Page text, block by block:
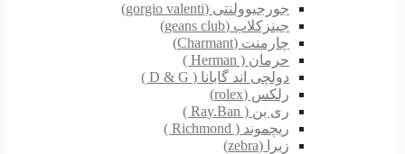
جورجیوولنتی (gorgio valenti)
جینزکلاب (geans club)
چارمنت (Charmant)
حرمان ( Herman )
دولچی اند گابانا ( D & G )
رلکس (rolex)
ری بن ( Ray.Ban )
ریچموند ( Richmond )
زبرا (zebra)